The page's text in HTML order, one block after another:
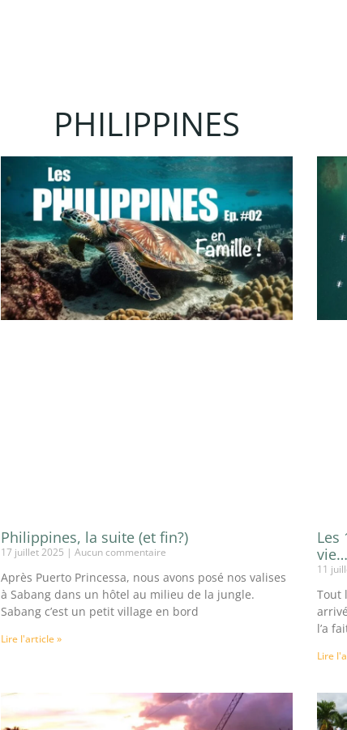
PHILIPPINES
Philippines, la suite (et fin?)
17 juillet 2025 Aucun commentaire
Après Puerto Princessa, nous avons posé nos valises
à Sabang dans un hôtel au milieu de la jungle.
Sabang c’est un petit village en bord
Lire l'article »
Les
vie…
11
Tout
l’a
Lire